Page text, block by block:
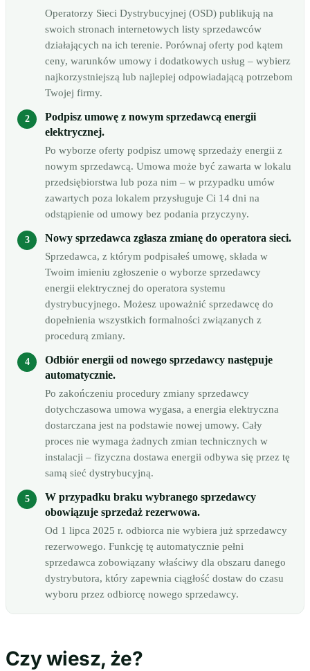
Operatorzy Sieci Dystrybucyjnej (OSD) publikują na
swoich stronach internetowych listy sprzedawców
działających na ich terenie. Porównaj oferty pod kątem
ceny, warunków umowy i dodatkowych usług – wybierz
najkorzystniejszą lub najlepiej odpowiadającą potrzebom
Twojej firmy.
Podpisz umowę z nowym sprzedawcą energii
elektrycznej.
Po wyborze oferty podpisz umowę sprzedaży energii z
nowym sprzedawcą. Umowa może być zawarta w lokalu
przedsiębiorstwa lub poza nim – w przypadku umów
zawartych poza lokalem przysługuje Ci 14 dni na
odstąpienie od umowy bez podania przyczyny.
Nowy sprzedawca zgłasza zmianę do operatora sieci.
Sprzedawca, z którym podpisałeś umowę, składa w
Twoim imieniu zgłoszenie o wyborze sprzedawcy
energii elektrycznej do operatora systemu
dystrybucyjnego. Możesz upoważnić sprzedawcę do
dopełnienia wszystkich formalności związanych z
procedurą zmiany.
Odbiór energii od nowego sprzedawcy następuje
automatycznie.
Po zakończeniu procedury zmiany sprzedawcy
dotychczasowa umowa wygasa, a energia elektryczna
dostarczana jest na podstawie nowej umowy. Cały
proces nie wymaga żadnych zmian technicznych w
instalacji – fizyczna dostawa energii odbywa się przez tę
samą sieć dystrybucyjną.
W przypadku braku wybranego sprzedawcy
obowiązuje sprzedaż rezerwowa.
Od 1 lipca 2025 r. odbiorca nie wybiera już sprzedawcy
rezerwowego. Funkcję tę automatycznie pełni
sprzedawca zobowiązany właściwy dla obszaru danego
dystrybutora, który zapewnia ciągłość dostaw do czasu
wyboru przez odbiorcę nowego sprzedawcy.
Czy wiesz, że?